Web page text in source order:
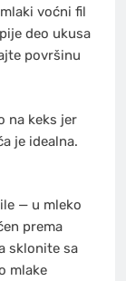
voćni fil
deo ukusa
površinu
na keks jer
je idealna.
— u mleko
prema
sklonite sa
mlake